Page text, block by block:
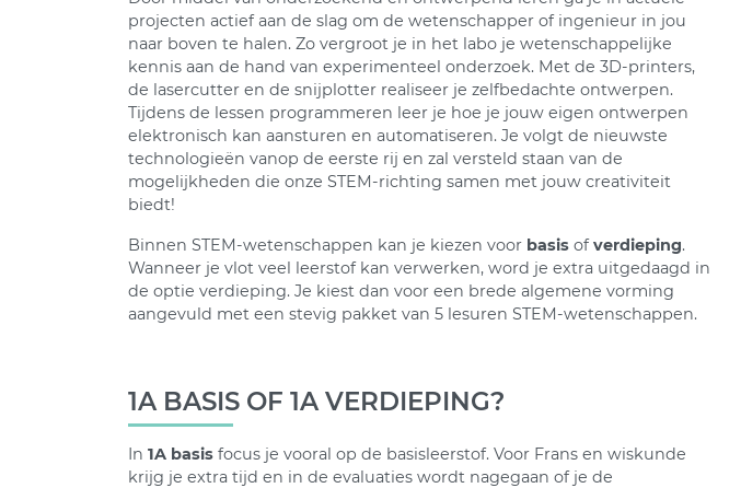
projecten actief aan de slag om de wetenschapper of ingenieur in jou
naar boven te halen. Zo vergroot je in het labo je wetenschappelijke
kennis aan de hand van experimenteel onderzoek. Met de 3D-printers,
de lasercutter en de snijplotter realiseer je zelfbedachte ontwerpen.
Tijdens de lessen programmeren leer je hoe je jouw eigen ontwerpen
elektronisch kan aansturen en automatiseren. Je volgt de nieuwste
technologieën vanop de eerste rij en zal versteld staan van de
mogelijkheden die onze STEM-richting samen met jouw creativiteit
biedt!
Binnen STEM-wetenschappen kan je kiezen voor basis ofverdieping.
Wanneer je vlot veel leerstof kan verwerken, word je extra uitgedaagd in
de optie verdieping. Je kiest dan voor een brede algemene vorming
aangevuld met een stevig pakket van 5 lesuren STEM-wetenschappen.
1A BASIS OF 1A VERDIEPING?
In 1A basis focus je vooral op de basisleerstof. Voor Frans en wiskunde
krijg je extra tijd en in de evaluaties wordt nagegaan of je de